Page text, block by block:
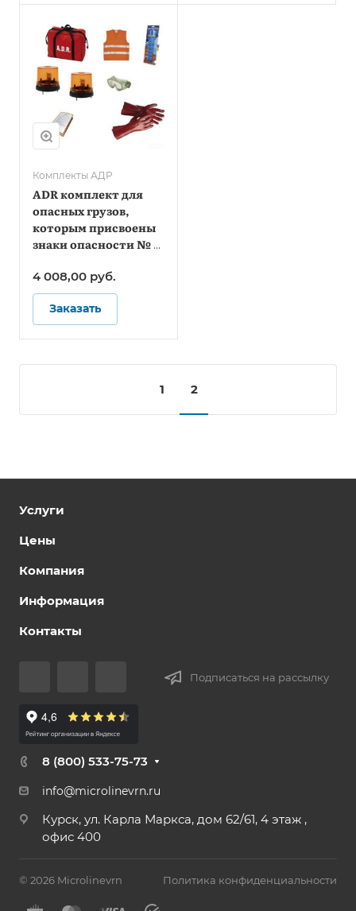
Комплекты АДР
ADR комплект для
опасных грузов,
которым присвоены
знаки опасности № 1,
ДОПОГ)
4 008,00 руб.
Заказать
1 2
Услуги
Цены
Компания
Информация
Контакты
Подписаться на рассылку
8 (800) 533-75-73
info@microlinevrn.ru
Курск, ул. Карла Маркса, дом 62/61, 4 этаж ,
офис 400
© 2026 Microlinevrn Политика конфиденциальности